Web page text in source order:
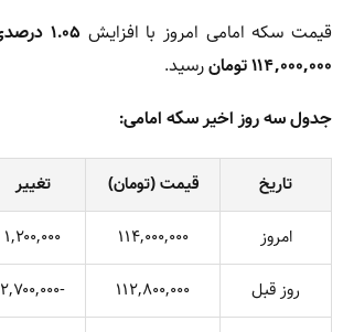
قیمت سکه امامی امروز با افزایش ۱.۰۵ درصدی
۱۱۴,۰۰۰,۰۰۰ تومان
رسید.
جدول سه روز اخیر سکه امامی:
تاریخ قیمت (تومان) تغییر
امروز
۱۱۴,۰۰۰,۰۰۰ ۱,۲۰۰,۰۰۰
روز قبل
۱۱۲,۸۰۰,۰۰۰ -۲,۷۰۰,۰۰۰